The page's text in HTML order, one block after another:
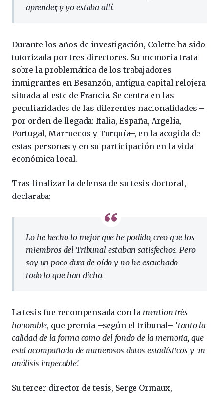
aprender, y yo estaba allí.
Durante los años de investigación, Colette ha sido
tutorizada por tres directores. Su memoria trata
sobre la problemática de los trabajadores
inmigrantes en Besanzón, antigua capital relojera
situada al este de Francia. Se centra en las
peculiaridades de las diferentes nacionalidades –
por orden de llegada: Italia, España, Argelia,
Portugal, Marruecos y Turquía–, en la acogida de
estas personas y en su participación en la vida
económica local.
Tras finalizar la defensa de su tesis doctoral,
declaraba:
Lo he hecho lo mejor que he podido, creo que los
miembros del Tribunal estaban satisfechos. Pero
soy un poco dura de oído y no he escuchado
todo lo que han dicho.
La tesis fue recompensada con la mention très
honorable, que premia –según el tribunal– ‘tanto la
calidad de la forma como del fondo de la memoria, que
está acompañada de numerosos datos estadísticos y un
análisis impecable’.
Su tercer director de tesis, Serge Ormaux,